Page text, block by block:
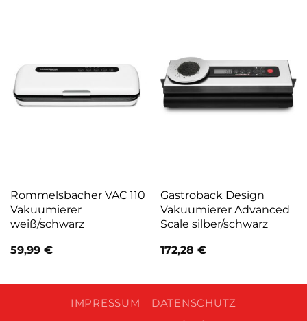
Rommelsbacher VAC 110
Vakuumierer
weiß/schwarz
59,99 €
Gastroback Design
Vakuumierer Advanced
Scale silber/schwarz
172,28 €
IMPRESSUM DATENSCHUTZ